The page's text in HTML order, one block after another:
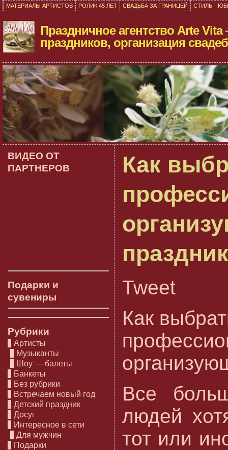
МАТЕРИАЛЫ АРТИСТОВ РОЛИК 45 ЛЕТ СВАДЬБА ЗА ГРАНИЦЕЙ СТИЛЬ
Праздничное агентство Arte
праздников, организация свадеб
ВИДЕО ОТ
ПАРТНЕРОВ
Подарки и
сувениры
Рубрики
Артисты
Музыканты
Шоу — балеты
Банкеты
Без рубрики
Встречаем новый год
Детский праздник
Досуг
Интересное в сети
Для мужчин
Подарки
Как
Tweet
Как
Все
людей
тот или